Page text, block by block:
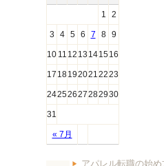
« 7月
1 2
3 4 5 6 7 8 9
10 11 12 13 141516
17 18192021 2223
24252627282930
31
アパレル転職の始